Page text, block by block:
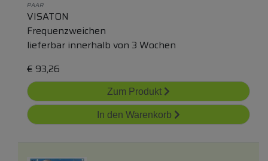
PAAR
VISATON
Frequenzweichen
lieferbar innerhalb von 3 Wochen
€ 93,26
Zum Produkt
In den Warenkorb